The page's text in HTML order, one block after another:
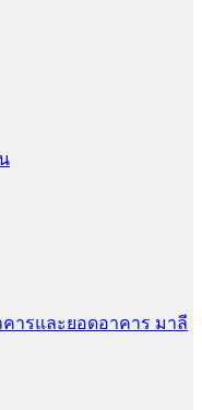
ารและยอดอาคาร มาลี